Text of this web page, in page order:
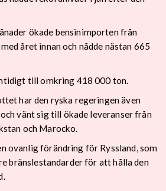
ökade bensinimporten från
året innan och nådde nästan 665
till omkring 418 000 ton.
har den ryska regeringen även
vänt sig till ökade leveranser från
och Marocko.
ovanlig förändring för Ryssland, som
bränslestandarder för att hålla den